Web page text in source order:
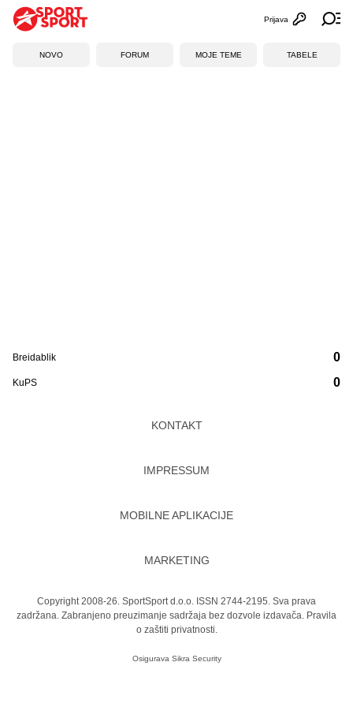
Otvori
Prijava
NOVO FORUM MOJE TEME TABELE
Breidablik
KuPS
0
0
KONTAKT
IMPRESSUM
MOBILNE APLIKACIJE
MARKETING
Copyright 2008-26. SportSport d.o.o. ISSN 2744-2195. Sva prava
zadržana. Zabranjeno preuzimanje sadržaja bez dozvole izdavača. Pravila
o zaštiti privatnosti.
Osigurava Sikra Security